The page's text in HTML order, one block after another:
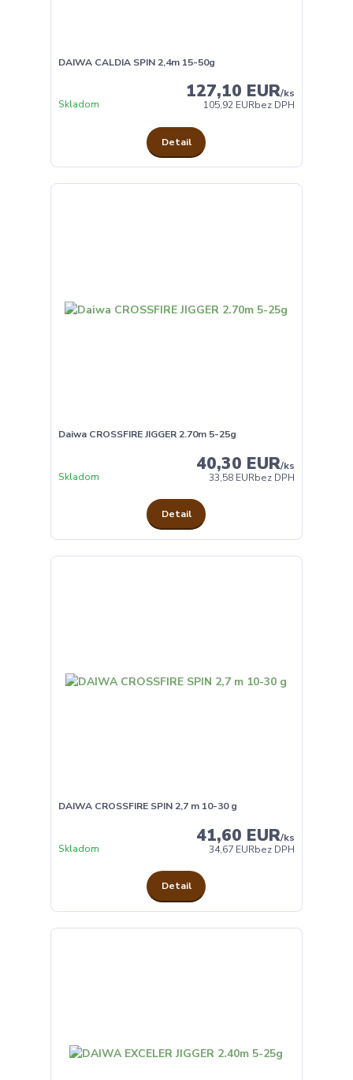
DAIWA CALDIA SPIN 2,4m 15-50g
127,10 EUR/ks
105,92 EURbez DPH
Skladom
Detail
Daiwa CROSSFIRE JIGGER 2.70m 5-25g
40,30 EUR/ks
33,58 EURbez DPH
Skladom
Detail
DAIWA CROSSFIRE SPIN 2,7 m 10-30 g
41,60 EUR/ks
34,67 EURbez DPH
Skladom
Detail